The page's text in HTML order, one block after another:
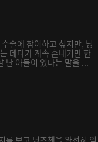
술에 참여하고 싶지만, 닝
데다가 계속 혼내기만 한
난 아들이 있다는 말을 ...
를 보고 닝즈첸을 완전히 잊